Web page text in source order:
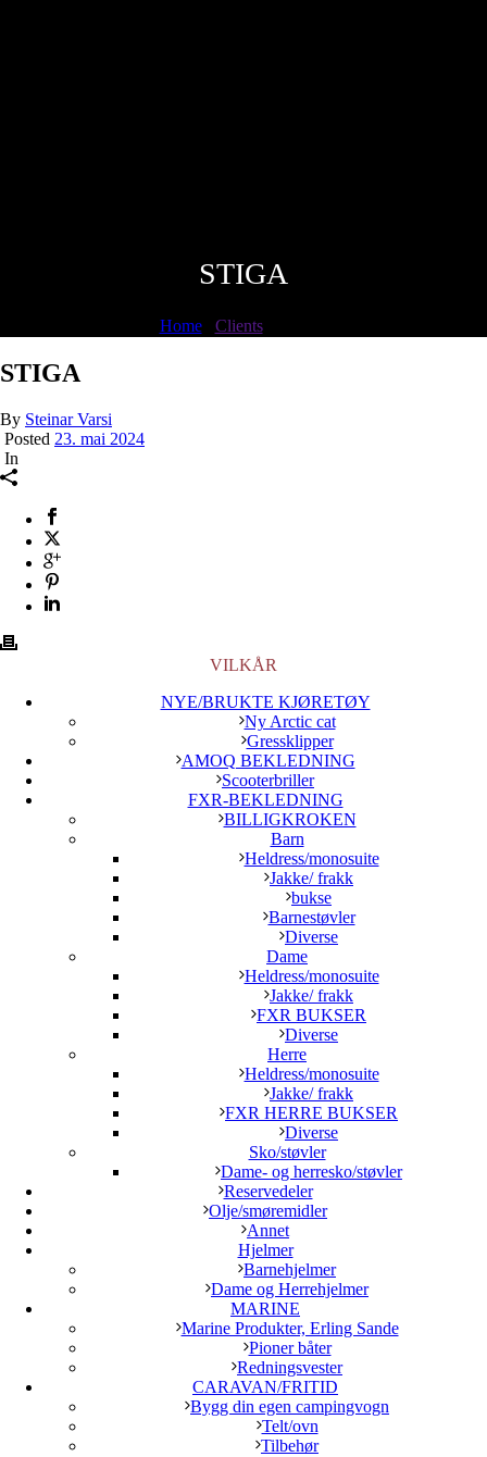
STIGA
Home/ Clients/ STIGA
STIGA
By Steinar Varsi
Posted 23. mai 2024
In
VILKÅR
NYE/BRUKTE KJØRETØY
Ny Arctic cat
Gressklipper
AMOQ BEKLEDNING
Scooterbriller
FXR-BEKLEDNING
BILLIGKROKEN
Barn
Heldress/monosuite
Jakke/ frakk
bukse
Barnestøvler
Diverse
Dame
Heldress/monosuite
Jakke/ frakk
FXR BUKSER
Diverse
Herre
Heldress/monosuite
Jakke/ frakk
FXR HERRE BUKSER
Diverse
Sko/støvler
Dame- og herresko/støvler
Reservedeler
Olje/smøremidler
Annet
Hjelmer
Barnehjelmer
Dame og Herrehjelmer
MARINE
Marine Produkter, Erling Sande
Pioner båter
Redningsvester
CARAVAN/FRITID
Bygg din egen campingvogn
Telt/ovn
Tilbehør